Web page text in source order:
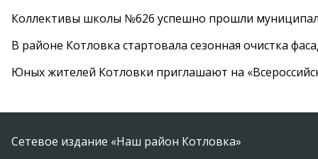
Коллективы школы №626 успешно прошли
В районе Котловка стартовала сезонная очистка
Юных жителей Котловки приглашают на
Сетевое издание «Наш район Котловка»